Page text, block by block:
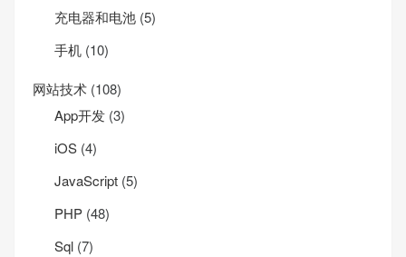
充电器和电池 (5)
手机 (10)
网站技术 (108)
App开发 (3)
iOS (4)
JavaScript (5)
PHP (48)
Sql (7)